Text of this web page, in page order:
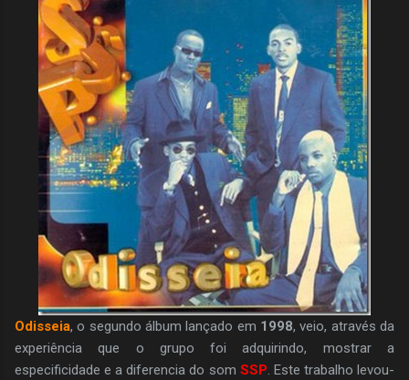
Odisseia, o segundo álbum lançado em 1998, veio, através da
experiência que o grupo foi adquirindo, mostrar a
especificidade e a diferencia do som SSP. Este trabalho levou-